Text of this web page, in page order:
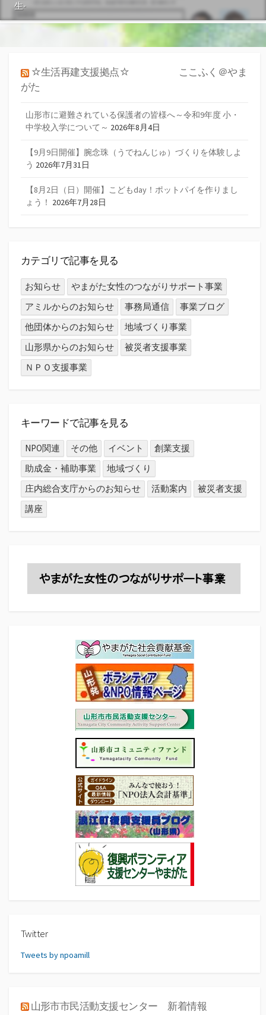
生-
☆生活再建支援拠点☆ ここふく＠やま
がた
山形市に避難されている保護者の皆様へ～令和9年度 小・
中学校入学について～ 2026年8月4日
【9月9日開催】腕念珠（うでねんじゅ）づくりを体験しよ
う 2026年7月31日
【8月2日（日）開催】こどもday！ポットパイを作りまし
ょう！ 2026年7月28日
カテゴリで記事を見る
お知らせ
やまがた女性のつながりサポート事業
アミルからのお知らせ
事務局通信
事業ブログ
他団体からのお知らせ
地域づくり事業
山形県からのお知らせ
被災者支援事業
ＮＰＯ支援事業
キーワードで記事を見る
NPO関連 その他 イベント
創業支援
助成金・補助事業
地域づくり
庄内総合支庁からのお知らせ
活動案内
被災者支援
講座
Twitter
Tweets by npoamill
山形市市民活動支援センター 新着情報